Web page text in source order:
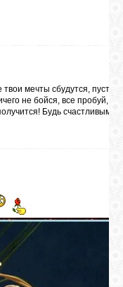
мечты сбудутся, пусть
не бойся, все пробуй,
Будь счастливым,